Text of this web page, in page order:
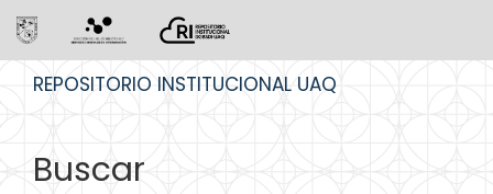
REPOSITORIO INSTITUCIONAL UAQ
Buscar